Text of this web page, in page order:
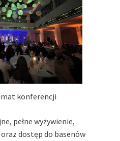
konferencji
pełne wyżywienie,
dostęp do basenów